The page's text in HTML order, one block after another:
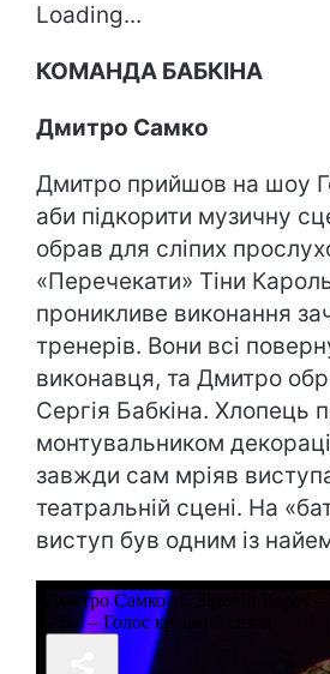
Loading...
КОМАНДА БАБКІНА
Дмитро Самко
Дмитро прийшов на шоу
аби підкорити музичну
обрав для сліпих
«Перечекати» Тіни
проникливе виконання
тренерів. Вони всі
виконавця, та Дмитро
Сергія Бабкіна. Хлопець
монтувальником
завжди сам мріяв
театральній сцені. На
виступ був одним із